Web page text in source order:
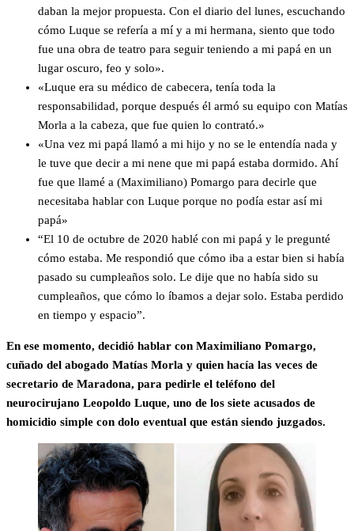
daban la mejor propuesta. Con el diario del lunes, escuchando
cómo Luque se refería a mí y a mi hermana, siento que todo
fue una obra de teatro para seguir teniendo a mi papá en un
lugar oscuro, feo y solo».
«Luque era su médico de cabecera, tenía toda la
responsabilidad, porque después él armó su equipo con Matías
Morla a la cabeza, que fue quien lo contrató.»
«Una vez mi papá llamó a mi hijo y no se le entendía nada y
le tuve que decir a mi nene que mi papá estaba dormido. Ahí
fue que llamé a (Maximiliano) Pomargo para decirle que
necesitaba hablar con Luque porque no podía estar así mi
papá»
“El 10 de octubre de 2020 hablé con mi papá y le pregunté
cómo estaba. Me respondió que cómo iba a estar bien si había
pasado su cumpleaños solo. Le dije que no había sido su
cumpleaños, que cómo lo íbamos a dejar solo. Estaba perdido
en tiempo y espacio”.
En ese momento, decidió hablar con Maximiliano Pomargo,
cuñado del abogado Matías Morla y quien hacía las veces de
secretario de Maradona, para pedirle el teléfono del
neurocirujano Leopoldo Luque, uno de los siete acusados de
homicidio simple con dolo eventual que están siendo juzgados.